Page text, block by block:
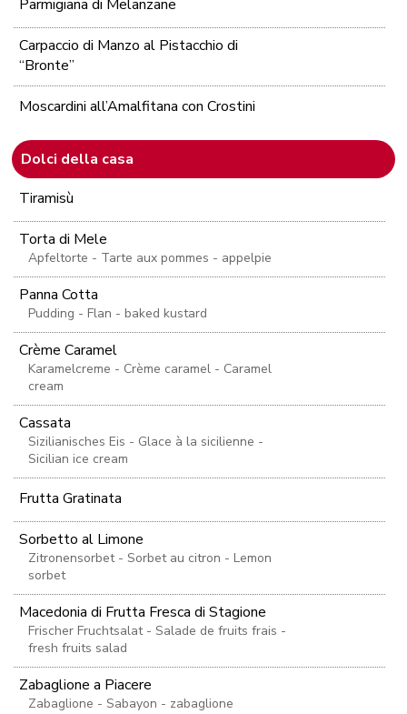
Parmigiana di Melanzane
Carpaccio di Manzo al Pistacchio di
“Bronte”
Moscardini all’Amalfitana con Crostini
Dolci della casa
Tiramisù
Torta di Mele
Apfeltorte - Tarte aux pommes - appelpie
Panna Cotta
Pudding - Flan - baked kustard
Crème Caramel
Karamelcreme - Crème caramel - Caramel
cream
Cassata
Sizilianisches Eis - Glace à la sicilienne -
Sicilian ice cream
Frutta Gratinata
Sorbetto al Limone
Zitronensorbet - Sorbet au citron - Lemon
sorbet
Macedonia di Frutta Fresca di Stagione
Frischer Fruchtsalat - Salade de fruits frais -
fresh fruits salad
Zabaglione a Piacere
Zabaglione - Sabayon - zabaglione